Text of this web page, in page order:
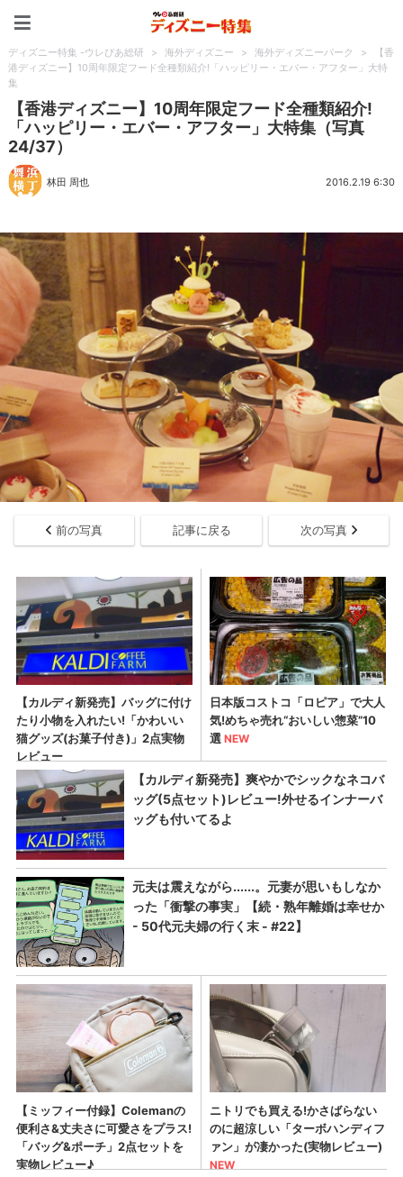
ディズニー特集 -ウレぴあ総研 > 海外ディズニー > 海外ディズニーパーク >
【香
港ディズニー】10周年限定フード全種類紹介!「ハッピリー・エバー・アフター」大特
集
【香港ディズニー】10周年限定フード全種類紹介!
「ハッピリー・エバー・アフター」大特集（写真
24/37）
林田 周也 2016.2.19 6:30
前の写真 記事に戻る 次の写真